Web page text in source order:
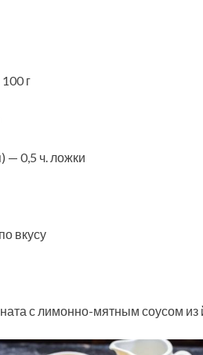
г
— 0,5 ч. ложки
вкусу
с лимонно-мятным соусом из